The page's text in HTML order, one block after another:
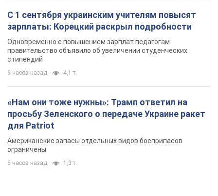
С 1 сентября украинским учителям повысят
зарплаты: Корецкий раскрыл подробности
Одновременно с повышением зарплат педагогам
правительство объявило об увеличении студенческих
стипендий
6 часов назад 4,1 т.
«Нам они тоже нужны»: Трамп ответил на
просьбу Зеленского о передаче Украине ракет
для Patriot
Американские запасы отдельных видов боеприпасов
ограничены
5 часов назад 1,3 т.